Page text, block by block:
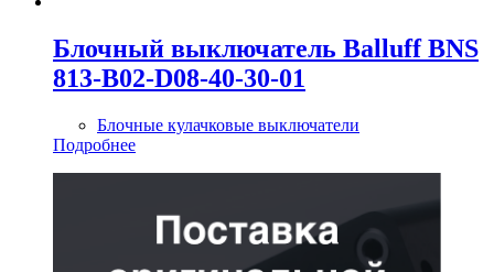
Блочный выключатель Balluff BNS
813-B02-D08-40-30-01
Блочные кулачковые выключатели
Подробнее